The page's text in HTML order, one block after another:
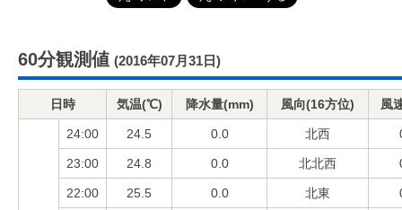
60分観測値 (2016年07月31日)
日時 気温(℃) 降水量(mm) 風向(16方位) 風
24:00 24.5 0.0 北西
23:00 24.8 0.0 北北西
22:00 25.5 0.0 北東